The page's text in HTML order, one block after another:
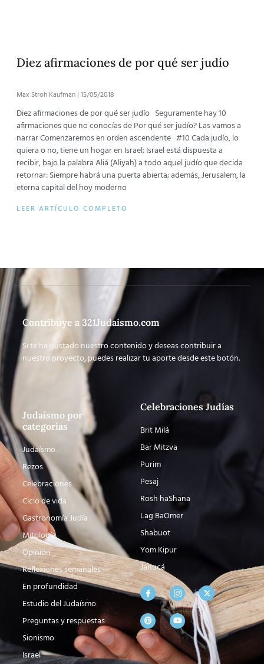
Diez afirmaciones de por qué ser judío
Max Stroh Kaufman 15/05/2018
Diez afirmaciones de por qué ser judío Seguramente hay 10
afirmaciones que no conocías de Por qué ser judío? Las vamos a
narrar Comenzaremos en orden ascendente #10 Cada judío, lo
quiera o no, tiene un hogar en Israel; Israel está dispuesta a
recibir, bajo la palabra Aliá (Aliyah) a todo aquel judío que decida
retornar: Siempre habrá una puerta abierta; además, Jerusalem, la
eterna capital del hoy moderno
LEER ARTÍCULO COMPLETO
Contribuye a 321Judaismo.com
Si te ha gustado nuestro contenido y deseas contribuir a
nuestro proyecto, puedes realizar tu aporte desde este botón.
Judaísmo por
categorías
Judaísmo
Rezos
Celebraciones
Ciclo de vida
Gastronomía Judía
Mitología
Opinión
Reflexiones semanales
En profundidad
Estudio del Judaísmo
Preguntas y respuestas
Sionismo
Israel
Celebraciones Judías
Brit Milá
Bar Mitzva
Purim
Pesaj
Rosh haShana
Lag BaOmer
Shabuot
Yom Kipur
Janucá